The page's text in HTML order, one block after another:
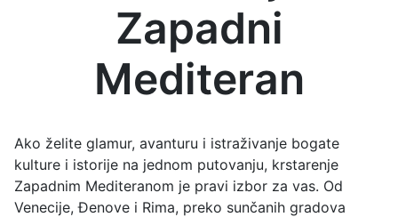
Zapadni
Mediteran
Ako želite glamur, avanturu i istraživanje bogate
kulture i istorije na jednom putovanju, krstarenje
Zapadnim Mediteranom je pravi izbor za vas. Od
Venecije, Đenove i Rima, preko sunčanih gradova